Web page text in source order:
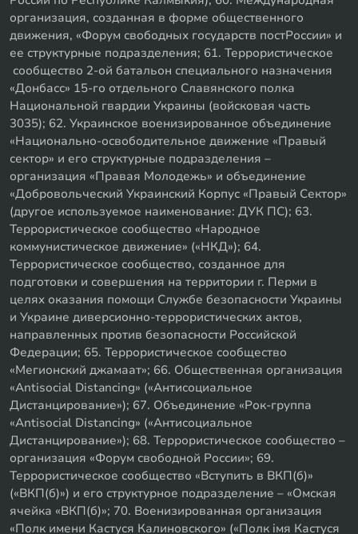
организация, созданная в форме общественного
движения, «Форум свободных государств постРоссии» и
ее структурные подразделения; 61. Террористическое
сообщество 2-ой батальон специального назначения
«Донбасс» 15-го отдельного Славянского полка
Национальной гвардии Украины (войсковая часть
3035); 62. Украинское военизированное объединение
«Национально-освободительное движение «Правый
сектор» и его структурные подразделения –
организация «Правая Молодежь» и объединение
«Добровольческий Украинский Корпус «Правый Сектор»
(другое используемое наименование: ДУК ПС); 63.
Террористическое сообщество «Народное
коммунистическое движение» («НКД»); 64.
Террористическое сообщество, созданное для
подготовки и совершения на территории г. Перми в
целях оказания помощи Службе безопасности Украины
и Украине диверсионно-террористических актов,
направленных против безопасности Российской
Федерации; 65. Террористическое сообщество
«Мегионский джамаат»; 66. Общественная организация
«Antisocial Distancing» («Антисоциальное
Дистанцирование»); 67. Объединение «Рок-группа
«Antisocial Distancing» («Антисоциальное
Дистанцирование»); 68. Террористическое сообщество –
организация «Форум свободной России»; 69.
Террористическое сообщество «Вступить в ВКП(б)»
(«ВКП(б)») и его структурное подразделение – «Омская
ячейка «ВКП(б)»; 70. Военизированная организация
«Полк имени Кастуся Калиновского» («Полк iмя Кастуся